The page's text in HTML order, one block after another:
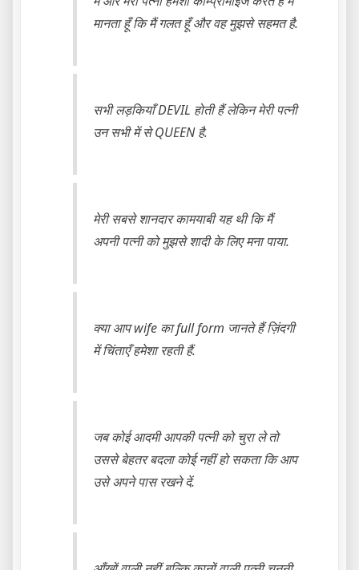
मानता हूँ कि मैं गलत हूँ और वह मुझसे सहमत है.
सभी लड़कियाँ DEVIL होती हैं लेकिन मेरी पत्नी
उन सभी में से QUEEN है.
मेरी सबसे शानदार कामयाबी यह थी कि मैं
अपनी पत्नी को मुझसे शादी के लिए मना पाया.
क्या आप wife का full form जानते हैं ज़िंदगी
में चिंताएँ हमेशा रहती हैं.
जब कोई आदमी आपकी पत्नी को चुरा ले तो
उससे बेहतर बदला कोई नहीं हो सकता कि आप
उसे अपने पास रखने दें.